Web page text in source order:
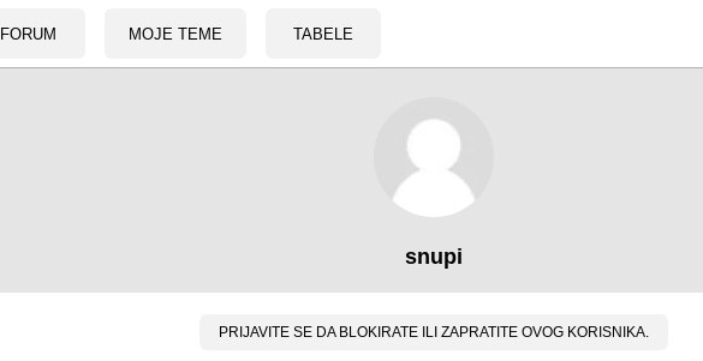
FORUM MOJE TEME TABELE
snupi
PRIJAVITE SE DA BLOKIRATE ILI ZAPRATITE OVOG KORISNIKA.